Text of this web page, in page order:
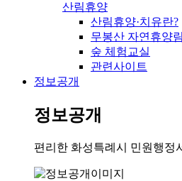
산림휴양
산림휴양·치유란?
무봉산 자연휴양림
숲 체험교실
관련사이트
정보공개
정보공개
편리한 화성특례시 민원행정